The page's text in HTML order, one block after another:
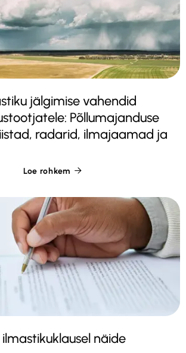
jälgimise vahendid
Põllumajanduse
radarid, ilmajaamad ja
Loe rohkem 
näide